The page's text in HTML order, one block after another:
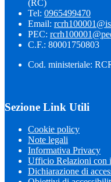
(RC)
Tel: 0965499470
Email:
PEC:
C.F.: 80001750803
Cod. ministeriale:
Sezione Link Utili
Cookie policy
Note legali
Informativa Privacy
Ufficio Relazioni con
Dichiarazione di